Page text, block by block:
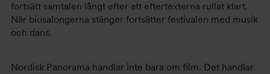
fortsätt samtalen långt efter att eftertexterna rullat klart.
När biosalongerna stänger fortsätter festivalen med musik
och dans.
Nordisk Panorama handlar inte bara om film. Det handlar